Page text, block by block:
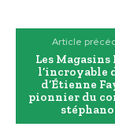
Article
Les Magasins
l’incroyable
d’Étienne
pionnier du